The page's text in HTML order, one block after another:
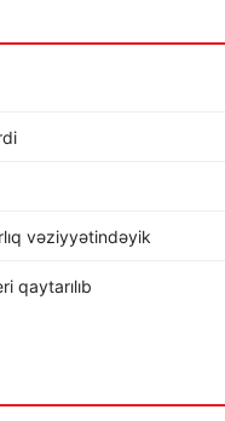
vəziyyətindəyik
qaytarılıb